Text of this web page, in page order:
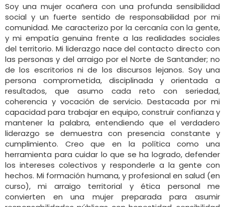
Soy una mujer ocañera con una profunda sensibilidad
social y un fuerte sentido de responsabilidad por mi
comunidad. Me caracterizo por la cercanía con la gente,
y mi empatía genuina frente a las realidades sociales
del territorio. Mi liderazgo nace del contacto directo con
las personas y del arraigo por el Norte de Santander; no
de los escritorios ni de los discursos lejanos. Soy una
persona comprometida, disciplinada y orientada a
resultados, que asumo cada reto con seriedad,
coherencia y vocación de servicio. Destacada por mi
capacidad para trabajar en equipo, construir confianza y
mantener la palabra, entendiendo que el verdadero
liderazgo se demuestra con presencia constante y
cumplimiento. Creo que en la política como una
herramienta para cuidar lo que se ha logrado, defender
los intereses colectivos y responderle a la gente con
hechos. Mi formación humana, y profesional en salud (en
curso), mi arraigo territorial y ética personal me
convierten en una mujer preparada para asumir